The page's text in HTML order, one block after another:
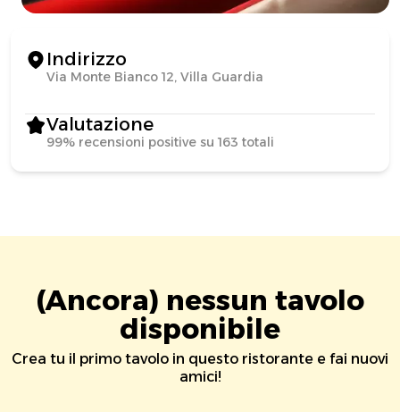
Indirizzo
Via Monte Bianco 12, Villa Guardia
Valutazione
99% recensioni positive su 163 totali
(Ancora) nessun tavolo
disponibile
Crea tu il primo tavolo in questo ristorante e fai nuovi
amici!